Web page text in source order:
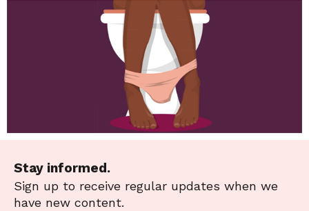
Stay informed.
Sign up to receive regular updates when we
have new content.